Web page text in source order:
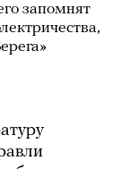
запомнят